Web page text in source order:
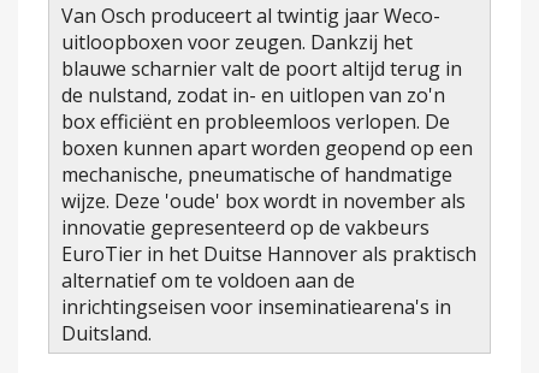
Van Osch produceert al twintig jaar Weco-
uitloopboxen voor zeugen. Dankzij het
blauwe scharnier valt de poort altijd terug in
de nulstand, zodat in- en uitlopen van zo'n
box efficiënt en probleemloos verlopen. De
boxen kunnen apart worden geopend op een
mechanische, pneumatische of handmatige
wijze. Deze 'oude' box wordt in november als
innovatie gepresenteerd op de vakbeurs
EuroTier in het Duitse Hannover als praktisch
alternatief om te voldoen aan de
inrichtingseisen voor inseminatiearena's in
Duitsland.